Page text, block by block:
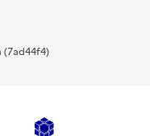
(7ad44f4)